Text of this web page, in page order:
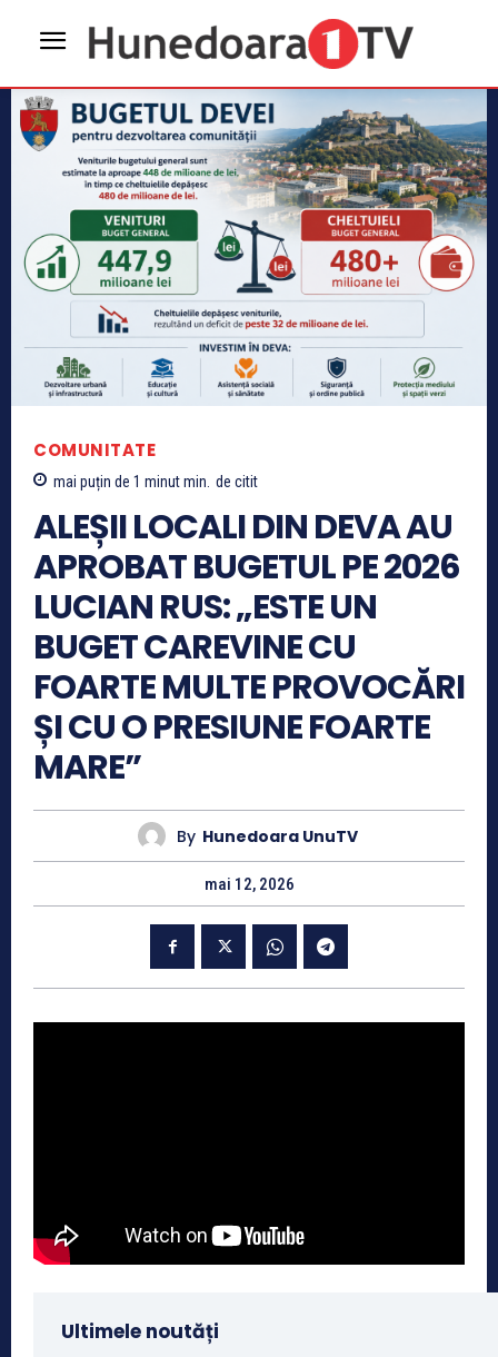
COMUNITATE
mai puțin de 1 minutmin. de citit
ALEȘII LOCALI DIN DEVA AU
APROBAT BUGETUL PE 2026
LUCIAN RUS: „ESTE UN
BUGET CAREVINE CU
FOARTE MULTE PROVOCĂRI
ȘI CU O PRESIUNE FOARTE
MARE”
By Hunedoara UnuTV
mai 12, 2026
Ultimele noutăți